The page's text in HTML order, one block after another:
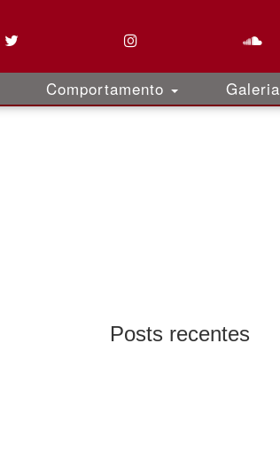
Comportamento Galeria
Posts recentes